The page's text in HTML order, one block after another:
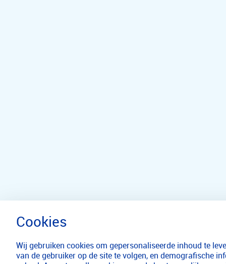
Wij gebruiken cookies om gepersonaliseerde inhoud te
van de gebruiker op de site te volgen, en demografische